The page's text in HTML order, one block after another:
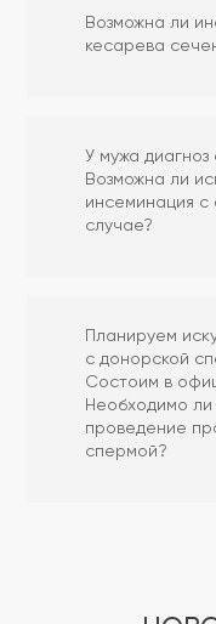
Возможна ли
кесарева
У мужа
Возможна ли
инсеминация с
случае?
Планируем
с донорской
Состоим в
Необходимо ли
проведение
спермой?